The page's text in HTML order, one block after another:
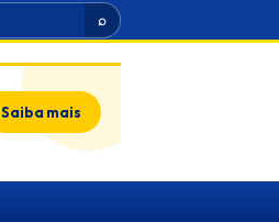
⌕
Saiba mais